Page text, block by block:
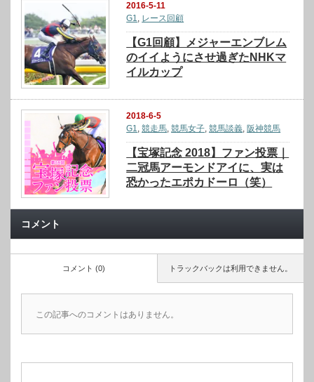
2016-5-11
G1, レース回顧
【G1回顧】メジャーエンブレム
のイイようにさせ過ぎたNHKマ
イルカップ
2018-6-5
G1,競走馬,競馬女子,競馬談義,阪神競馬
【宝塚記念 2018】ファン投票｜
二冠馬アーモンドアイに、実は
恐かったエポカドーロ（笑）
コメント
トラックバックは利用できません。
コメント (0)
この記事へのコメントはありません。